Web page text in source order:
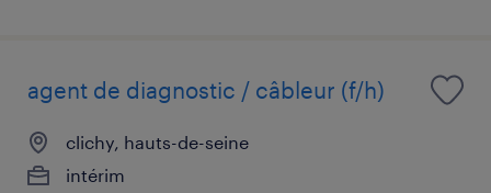
agent de diagnostic / câbleur (f/h)
clichy, hauts-de-seine
intérim